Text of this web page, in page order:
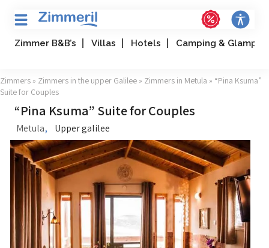
Zimmer B&B’s Villas Hotels Camping &
Zimmers » Zimmers in the upper Galilee » Zimmers in Metula » “Pina Ksuma”
Suite for Couples
“Pina Ksuma” Suite for Couples
Metula, Upper galilee